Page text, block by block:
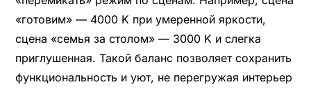
«готовим» — 4000 K при умеренной яркости,
сцена «семья за столом» — 3000 K и слегка
приглушенная. Такой баланс позволяет сохранить
функциональность и уют, не перегружая интерьер